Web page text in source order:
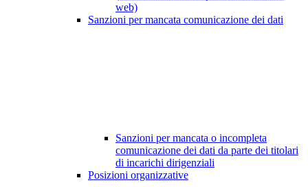
web)
Sanzioni per mancata comunicazione dei dati
Sanzioni per mancata o incompleta
comunicazione dei dati da parte dei titolari
di incarichi dirigenziali
Posizioni organizzative